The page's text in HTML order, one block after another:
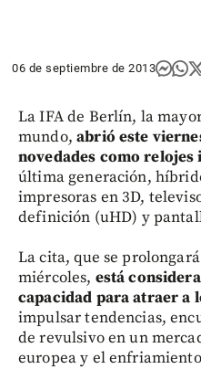
06 de septiembre de 2013
La IFA de Berlín, la
mundo,abrió este
novedades como relojes
última generación,
impresoras en 3D,
definición (uHD) y
La cita, que se
miércoles, está
capacidad para atraer a
impulsar tendencias,
de revulsivo en un
europea y el